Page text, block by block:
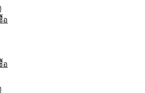
อ
อ